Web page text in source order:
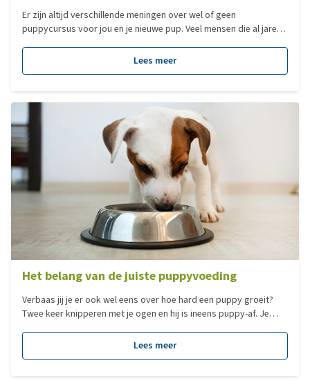
Er zijn altijd verschillende meningen over wel of geen
puppycursus voor jou en je nieuwe pup. Veel mensen die al jaren
met pups van kleine hondenrassen denken weleens dat een
puppycursus voor hun pup niet geschikt is. Als dierenarts
Lees meer
Het belang van de juiste puppyvoeding
Verbaas jij je er ook wel eens over hoe hard een puppy groeit?
Twee keer knipperen met je ogen en hij is ineens puppy-af. Je
ondersteuning nodig heeft en hoe belangrijk een goede voeding
in deze periode is. Geef ze de perfecte start met het Royal Canin
Lees meer